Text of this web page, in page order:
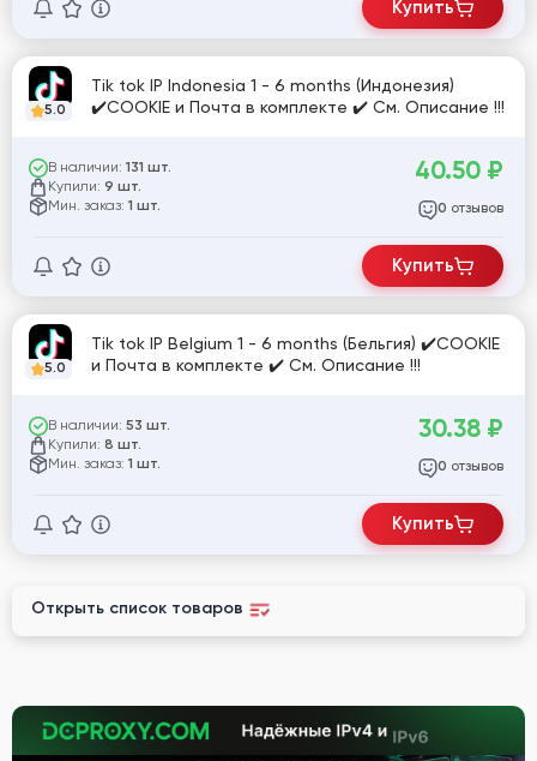
Купить
5.0
Tik tok IP Indonesia 1 - 6 months (Индонезия)
✔️COOKIE и Почта в комплекте ✔️ См. Описание !!!
В наличии: 131 шт.
Купили: 9 шт.
Мин. заказ: 1 шт.
40.50 ₽
0 отзывов
Купить
5.0
Tik tok IP Belgium 1 - 6 months (Бельгия) ✔️COOKIE
и Почта в комплекте ✔️ См. Описание !!!
В наличии: 53 шт.
Купили: 8 шт.
Мин. заказ: 1 шт.
30.38 ₽
0 отзывов
Купить
Открыть список товаров